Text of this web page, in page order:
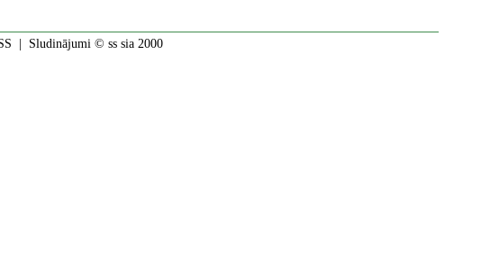
| Sludinājumi © ss sia 2000